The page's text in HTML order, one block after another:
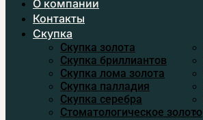
О компании
Контакты
Скупка
Скупка золота
Скупка бриллиантов
Скупка лома золота
Скупка палладия
Скупка серебра
Стоматологическое золото